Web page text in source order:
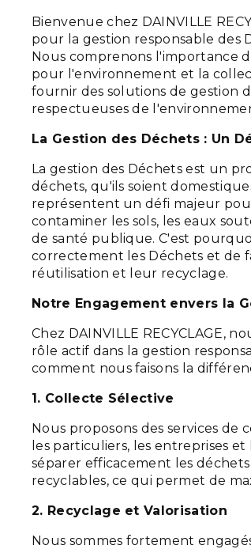
Bienvenue chez DAINVILLE
pour la gestion responsable des
Nous comprenons l'importance
pour l'environnement et la
fournir des solutions de gestion
respectueuses de
La Gestion des Déchets : Un
La gestion des Déchets est un
déchets, qu'ils soient
représentent un défi majeur
contaminer les sols, les eaux
de santé publique. C'est
correctement les Déchets et de
réutilisation et leur recyclage.
Notre Engagement envers la
Chez DAINVILLE RECYCLAGE,
rôle actif dans la gestion
comment nous faisons la
1. Collecte Sélective
Nous proposons des services
les particuliers, les entreprises
séparer efficacement les
recyclables, ce qui permet de
2. Recyclage et Valorisation
Nous sommes fortement